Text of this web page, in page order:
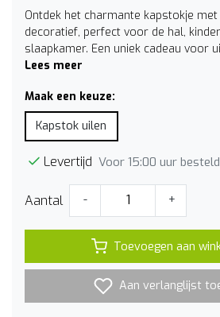
Ontdek het charmante kapstokje
decoratief, perfect voor de hal,
slaapkamer. Een uniek cadeau voor
Lees meer
Maak een keuze:
Kapstok uilen
Levertijd Voor 15:00 uur
Aantal - +
Toevoegen aan
Aan verlanglijst